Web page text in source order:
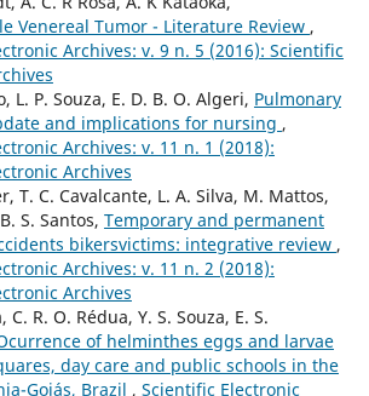
Venereal Tumor - Literature Review ,
Archives: v. 9 n. 5 (2016): Scientific
L. P. Souza, E. D. B. O. Algeri, Pulmonary
and implications for nursing ,
Archives: v. 11 n. 1 (2018):
Archives
T. C. Cavalcante, L. A. Silva, M. Mattos,
S. Santos, Temporary and permanent
bikersvictims: integrative review ,
Archives: v. 11 n. 2 (2018):
Archives
C. R. O. Rédua, Y. S. Souza, E. S.
of helminthes eggs and larvae
day care and public schools in the
Goiás, Brazil , Scientific Electronic